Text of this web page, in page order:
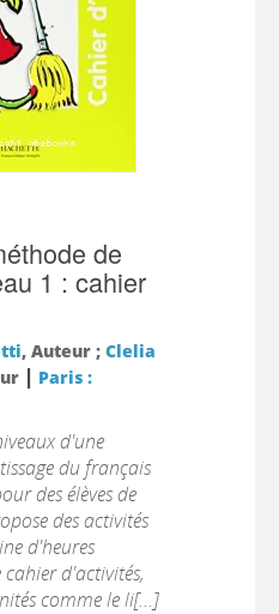
de
1 : cahier
, Auteur ; Clelia
| Paris :
d'une
du français
des élèves de
des activités
d'heures
cahier d'activités,
comme le li[...]